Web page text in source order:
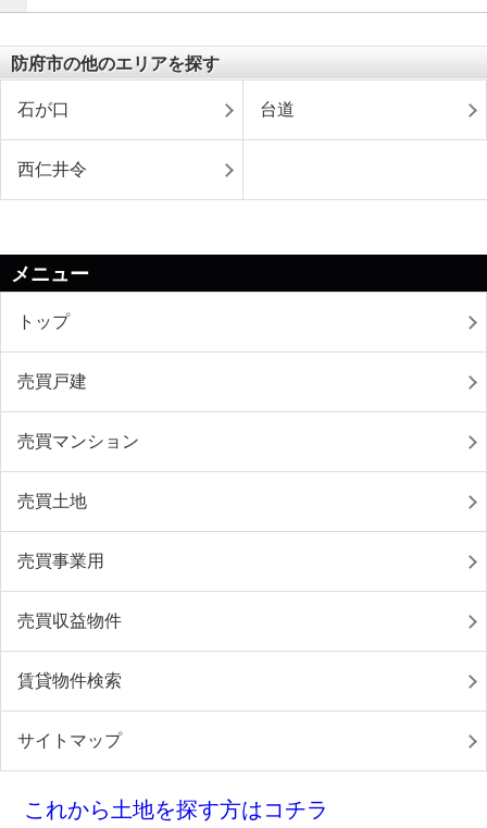
防府市の他のエリアを探す
石が口 台道
西仁井令
メニュー
トップ
売買戸建
売買マンション
売買土地
売買事業用
売買収益物件
賃貸物件検索
サイトマップ
これから土地を探す方はコチラ